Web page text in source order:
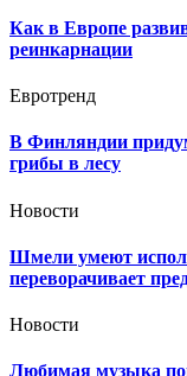
Как в Европе
реинкарнации
Евротренд
В Финляндии
грибы в лесу
Новости
Шмели умеют
переворачивает
Новости
Любимая музыка